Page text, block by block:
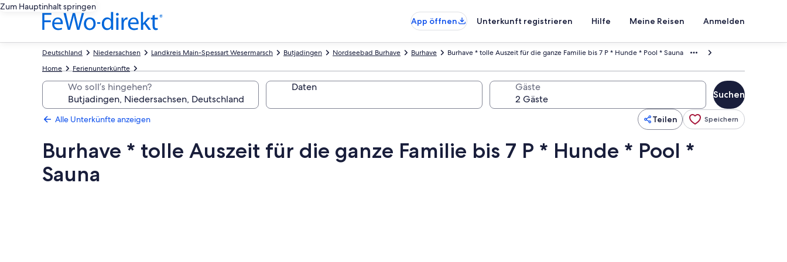
Zum Hauptinhalt springen
App öffnen
Unterkunft registrieren Hilfe Meine Reisen Anmelden
Burhave * tolle Auszeit für die ganze Familie bis 7 P * Hunde * Pool * Sauna
Burhave
Nordseebad Burhave
Butjadingen
Landkreis Main-Spessart Wesermarsch
Niedersachsen
Deutschland
Ferienunterkünfte
Home
Wo soll’s hingehen? Daten Gäste
Suchen
Alle Unterkünfte anzeigen Teilen Speichern
Burhave * tolle Auszeit für die ganze Familie bis 7 P * Hunde * Pool *
Sauna